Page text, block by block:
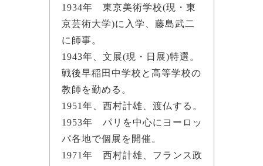
1934年 東京美術学校(現・東
京芸術大学)に入学、藤島武二
に師事。
1943年、文展(現・日展)特選。
戦後早稲田中学校と高等学校の
教師を勤める。
1951年、西村計雄、渡仏する。
1953年 パリを中心にヨーロッ
パ各地で個展を開催。
1971年 西村計雄、フランス政